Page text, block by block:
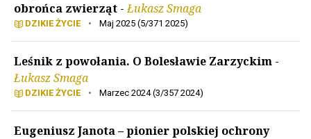
obrońca zwierząt -Łukasz Smaga
DZIKIE ŻYCIE • Maj 2025 (5/371 2025)
Leśnik z powołania. O Bolesławie Zarzyckim -
Łukasz Smaga
DZIKIE ŻYCIE • Marzec 2024 (3/357 2024)
Eugeniusz Janota – pionier polskiej ochrony